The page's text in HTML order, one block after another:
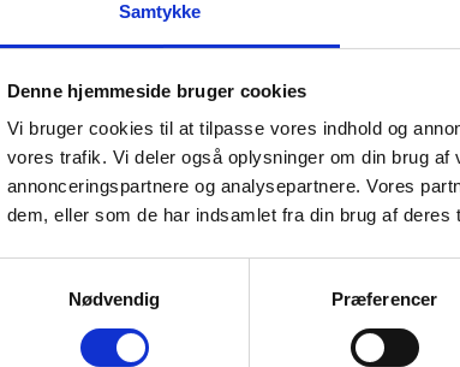
Samtykke
Denne hjemmeside bruger cookies
Vi bruger cookies til at tilpasse vores indhold og
vores trafik. Vi deler også oplysninger om din brug
annonceringspartnere og analysepartnere. Vores
dem, eller som de har indsamlet fra din brug af deres
Nødvendig Præferencer
u 7
Nivea
u 8
Europæisk
kvalifikation
sramme -
kvalifikation
Europæisk niveau
Uddannelser,
På Uddannelsesguiden.dk
Videregående
Voksen- og